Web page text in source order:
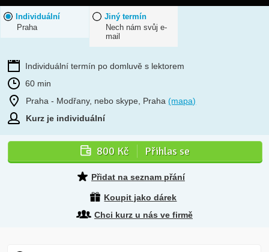
Individuální
Praha
Jiný termín
Nech nám svůj e-
mail
Individuální termín po domluvě s lektorem
60 min
Praha - Modřany, nebo skype, Praha(mapa)
Kurz je individuální
800 Kč Přihlas se
Přidat na seznam přání
Koupit jako dárek
Chci kurz u nás ve firmě